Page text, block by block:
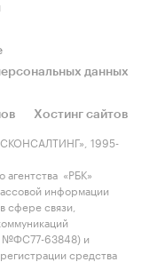
данных
Хостинг сайтов
1995-
«РБК»
информации
сфере связи,
№ФС77-63848) и
средства